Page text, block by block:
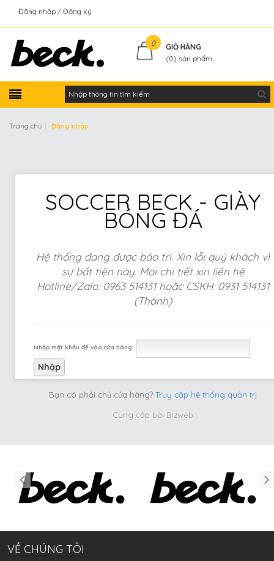
Đăng nhập Đăng ký
0
GIỎ HÀNG
(0) sản phẩm
Trang chủ Đăng nhập
SOCCER BECK - GIÀY
BÓNG ĐÁ
Hệ thống đang được bảo trì. Xin lỗi quý khách vì
sự bất tiện này. Mọi chi tiết xin liên hệ
Hotline/Zalo: 0963 514131 hoặc CSKH: 0931 514131
(Thành)
Nhập mật khẩu để vào cửa hàng:
Bạn có phải chủ cửa hàng? Truy cập hệ thống quản trị
Cung cấp bởi Bizweb
VỀ CHÚNG TÔI